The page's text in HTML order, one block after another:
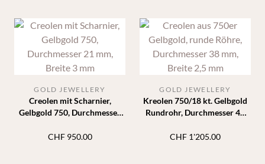
Creolen mit Scharnier,
Gelbgold 750, Durchmesser
GOLD JEWELLERY
CHF950.00
Kreolen 750/18 kt. Gelbgold
Rundrohr, Durchmesser 40
GOLD JEWELLERY
CHF 1'205.00